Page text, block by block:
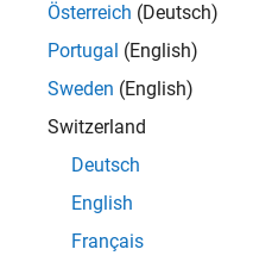
Österreich (Deutsch)
Portugal (English)
Sweden (English)
Switzerland
Deutsch
English
Français